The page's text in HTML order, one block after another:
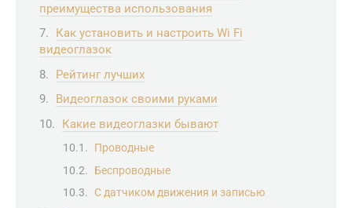
преимущества использования
Как установить и настроить Wi Fi
видеоглазок
Рейтинг лучших
Видеоглазок своими руками
Какие видеоглазки бывают
Проводные
Беспроводные
С датчиком движения и записью